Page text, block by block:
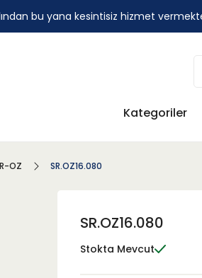
bu yana kesintisiz hizmet
Kategoriler
OZ SR.OZ16.080
SR.OZ16.080
Stokta Mevcut